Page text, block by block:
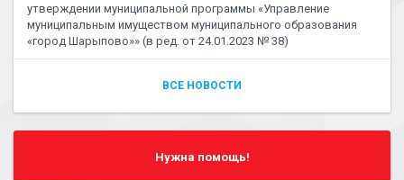
утверждении муниципальной программы «Управление
муниципальным имуществом муниципального образования
«город Шарыпово»» (в ред. от 24.01.2023 № 38)
ВСЕ НОВОСТИ
Нужна помощь!